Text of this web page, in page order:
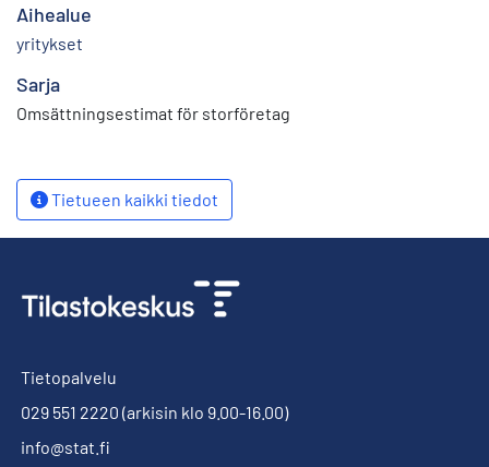
Aihealue
yritykset
Sarja
Omsättningsestimat för storföretag
Tietueen kaikki tiedot
Tietopalvelu
029 551 2220 (arkisin klo 9.00-16.00)
info@stat.fi